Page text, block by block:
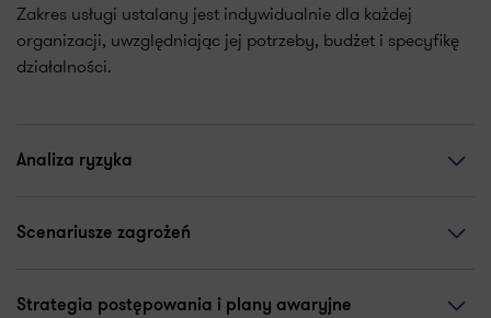
Zakres usługi ustalany jest indywidualnie dla każdej
organizacji, uwzględniając jej potrzeby, budżet i specyfikę
działalności.
Analiza ryzyka
Scenariusze zagrożeń
Strategia postępowania i plany awaryjne